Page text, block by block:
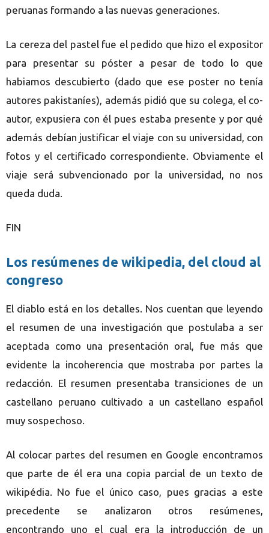
peruanas formando a las nuevas generaciones.
La cereza del pastel fue el pedido que hizo el expositor
para presentar su póster a pesar de todo lo que
habiamos descubierto (dado que ese poster no tenía
autores pakistaníes), además pidió que su colega, el co-
autor, expusiera con él pues estaba presente y por qué
además debían justificar el viaje con su universidad, con
fotos y el certificado correspondiente. Obviamente el
viaje será subvencionado por la universidad, no nos
queda duda.
FIN
Los resúmenes de wikipedia, del cloud al
congreso
El diablo está en los detalles. Nos cuentan que leyendo
el resumen de una investigación que postulaba a ser
aceptada como una presentación oral, fue más que
evidente la incoherencia que mostraba por partes la
redacción. El resumen presentaba transiciones de un
castellano peruano cultivado a un castellano español
muy sospechoso.
Al colocar partes del resumen en Google encontramos
que parte de él era una copia parcial de un texto de
wikipédia. No fue el único caso, pues gracias a este
precedente se analizaron otros resúmenes,
encontrando uno el cual era la introducción de un